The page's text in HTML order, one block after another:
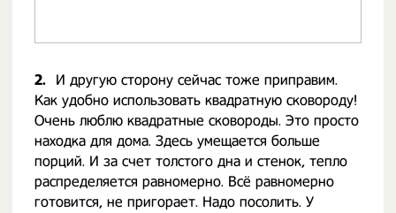
2.
И другую сторону сейчас тоже приправим.
Как удобно использовать квадратную сковороду!
Очень люблю квадратные сковороды. Это просто
находка для дома. Здесь умещается больше
порций. И за счет толстого дна и стенок, тепло
распределяется равномерно. Всё равномерно
готовится, не пригорает. Надо посолить. У